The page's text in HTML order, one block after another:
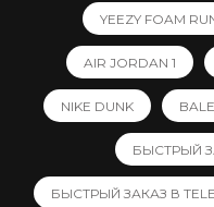
YEEZY FOAM
AIR JORDAN 1
NIKE DUNK
БЫСТРЫЙ
БЫСТРЫЙ ЗАКАЗ В